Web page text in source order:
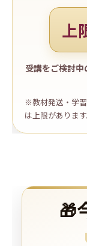
上
受講をご検討
※教材発送・学
は上限があります
🎁